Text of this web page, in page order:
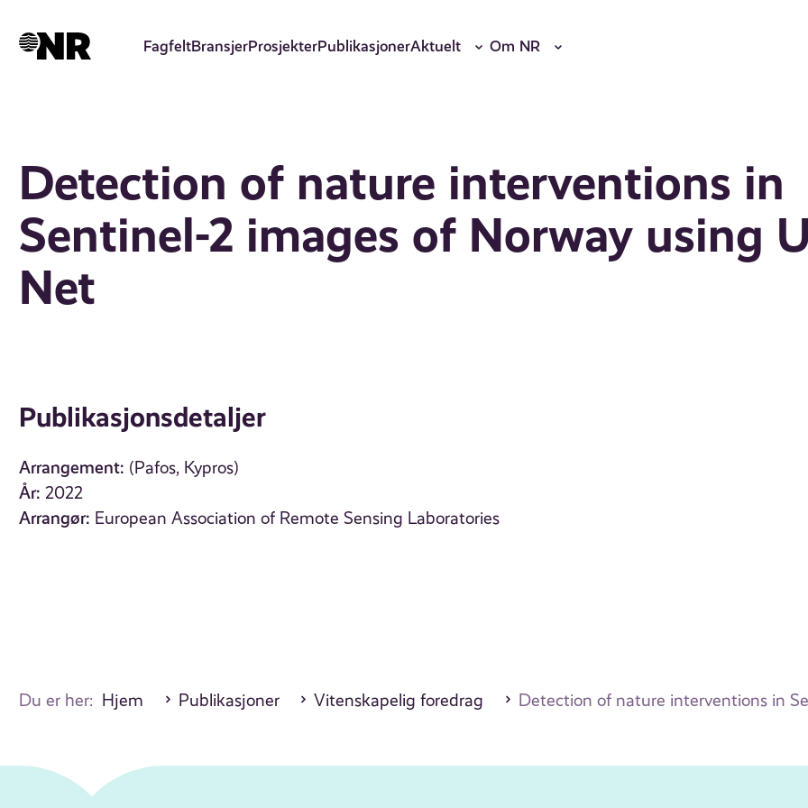
hovedinnhold
FagfeltBransjerProsjekterPublikasjonerAktuelt Om NR
Detection of nature interventions in
Sentinel-2 images of Norway using
Net
Publikasjonsdetaljer
Arrangement: (Pafos, Kypros)
År: 2022
Arrangør: European Association of Remote Sensing Laboratories
Du er her: Hjem Publikasjoner Vitenskapelig foredrag Detection of nature interventions in